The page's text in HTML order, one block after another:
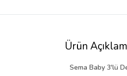
Ürün
Sema Baby 3'lü